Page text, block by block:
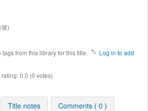
)
tags from this library for this title.
Log in to add
0.0 (0 votes)
Title notes Comments ( 0 )